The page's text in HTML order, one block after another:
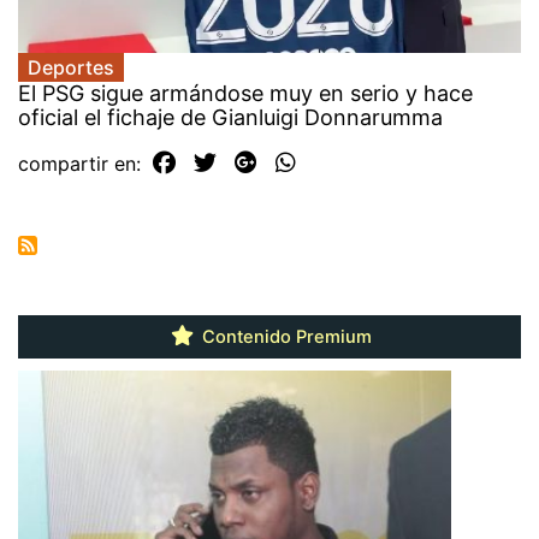
Deportes
El PSG sigue armándose muy en serio y hace
oficial el fichaje de Gianluigi Donnarumma
compartir en:
Contenido Premium